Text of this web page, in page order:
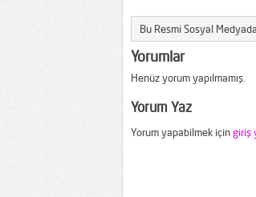
Bu Resmi Sosyal
Yorumlar
Henüz yorum yapılmamış.
Yorum Yaz
Yorum yapabilmek içingiriş